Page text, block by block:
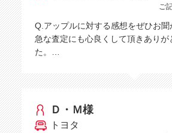
ご
Q.アップルに対する感想をぜひお聞
急な査定にも心良くして頂きありが
た。…
Ｄ・Ｍ様
トヨタ